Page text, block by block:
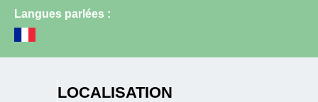
Langues parlées :
LOCALISATION